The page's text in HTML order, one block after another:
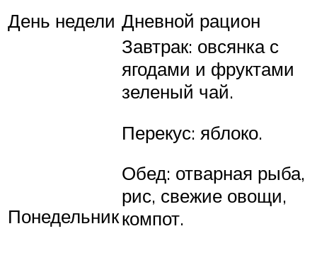
День недели Дневной рацион
Понедельник
Завтрак: овсянка с
ягодами и фруктами
зеленый чай.
Перекус: яблоко.
Обед: отварная рыба,
рис, свежие овощи,
компот.